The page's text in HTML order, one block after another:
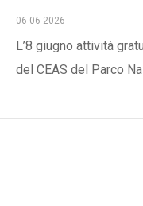
06-06-2026
L’8 giugno attività
del CEAS del Parco